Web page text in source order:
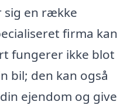
sig en række
firma kan
fungerer ikke blot
bil; den kan også
ejendom og give